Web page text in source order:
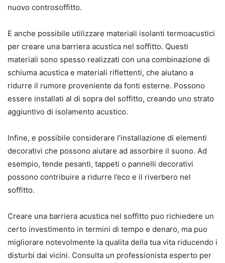
nuovo controsoffitto.
E anche possibile utilizzare materiali isolanti termoacustici
per creare una barriera acustica nel soffitto. Questi
materiali sono spesso realizzati con una combinazione di
schiuma acustica e materiali riflettenti, che aiutano a
ridurre il rumore proveniente da fonti esterne. Possono
essere installati al di sopra del soffitto, creando uno strato
aggiuntivo di isolamento acustico.
Infine, e possibile considerare l’installazione di elementi
decorativi che possono aiutare ad assorbire il suono. Ad
esempio, tende pesanti, tappeti o pannelli decorativi
possono contribuire a ridurre l’eco e il riverbero nel
soffitto.
Creare una barriera acustica nel soffitto puo richiedere un
certo investimento in termini di tempo e denaro, ma puo
migliorare notevolmente la qualita della tua vita riducendo i
disturbi dai vicini. Consulta un professionista esperto per